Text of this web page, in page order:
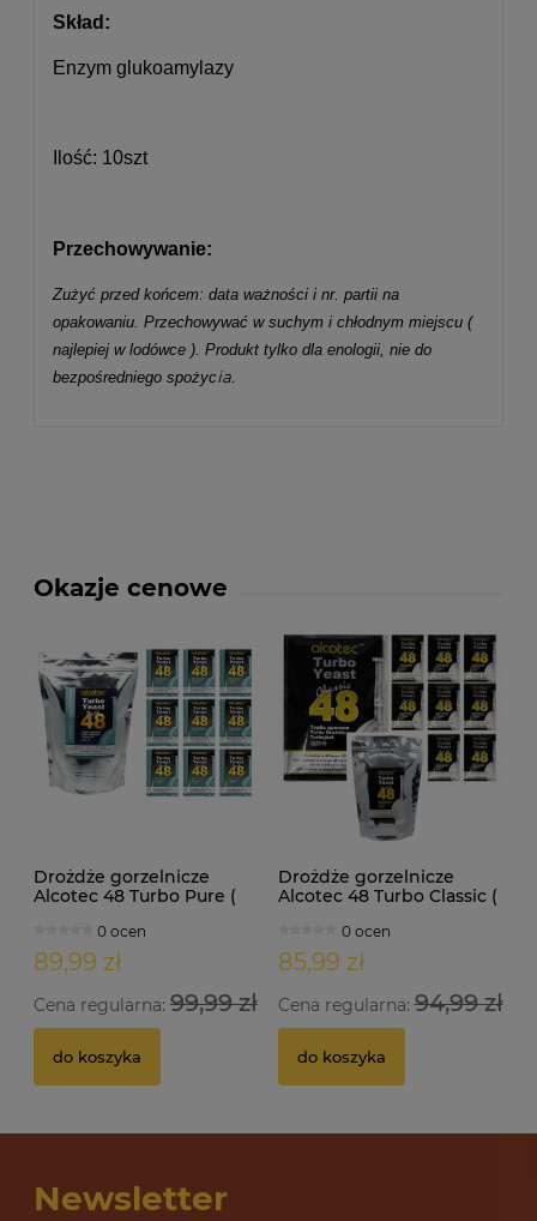
Skład:
Enzym glukoamylazy
Ilość: 10szt
Przechowywanie:
Zużyć przed końcem: data ważności i nr. partii na
opakowaniu. Przechowywać w suchym i chłodnym miejscu (
najlepiej w lodówce ). Produkt tylko dla enologii, nie do
bezpośredniego spożycia.
Okazje cenowe
Drożdże gorzelnicze
Alcotec 48 Turbo Pure (
0 ocen
89,99 zł
Cena regularna: 99,99 zł
do koszyka
Drożdże gorzelnicze
Alcotec 48 Turbo Classic (
0 ocen
85,99 zł
Cena regularna:94,99 zł
do koszyka
Newsletter